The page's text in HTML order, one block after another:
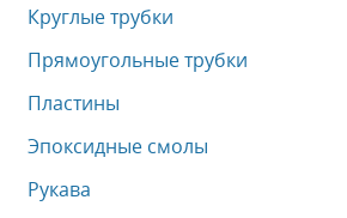
Круглые трубки
Прямоугольные трубки
Пластины
Эпоксидные смолы
Рукава